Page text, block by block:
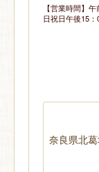
【営業時間】
日祝日午後15
奈良県北